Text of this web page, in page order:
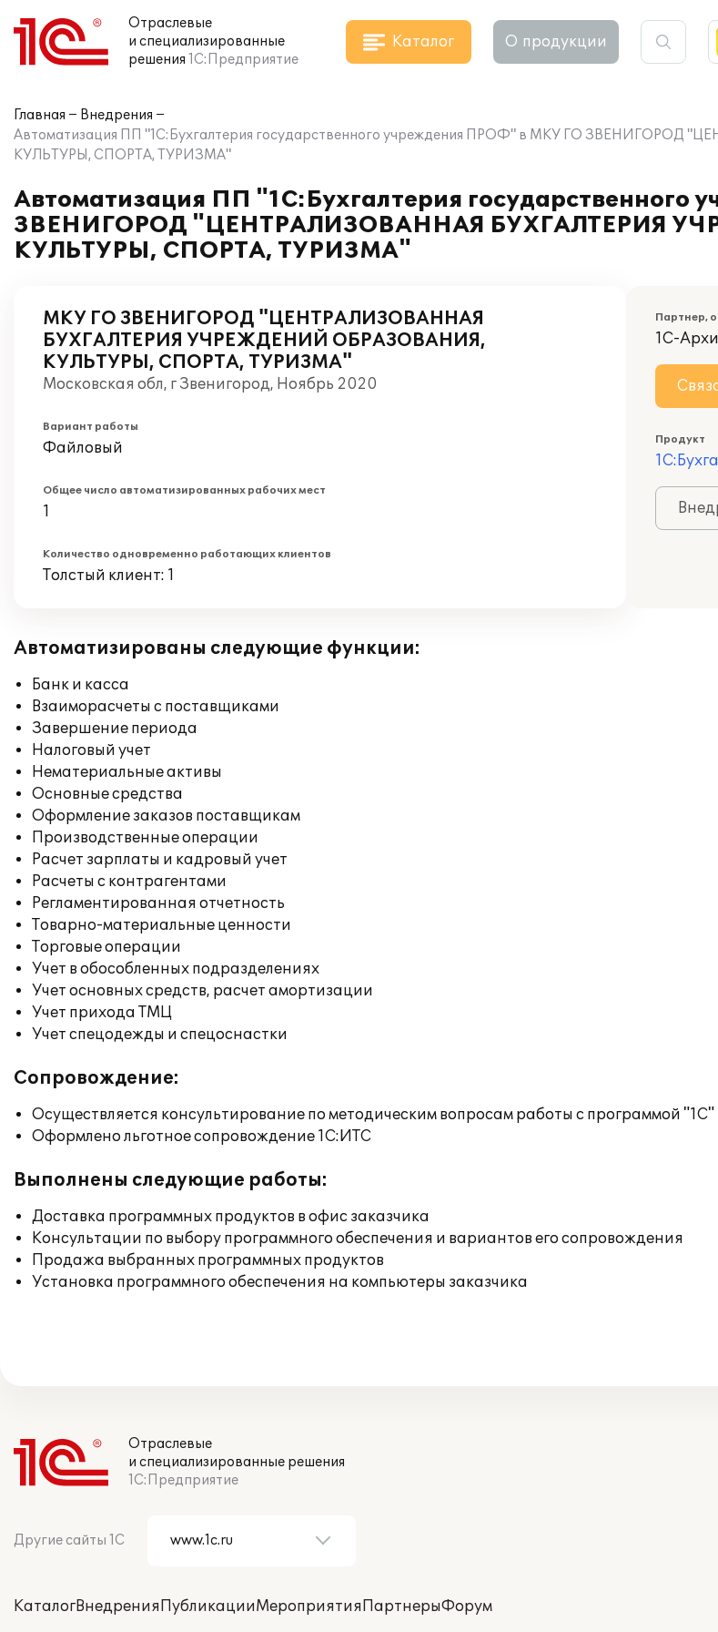
Отраслевые
и специализированные
решения 1С:Предприятие
Каталог О продукции
Главная
Внедрения
Автоматизация ПП "1С:Бухгалтерия государственного учреждения ПРОФ" в МКУ ГО
КУЛЬТУРЫ, СПОРТА, ТУРИЗМА"
Автоматизация ПП "1С:Бухгалтерия
ЗВЕНИГОРОД "ЦЕНТРАЛИЗОВАННАЯ БУХГАЛТЕРИЯ
КУЛЬТУРЫ, СПОРТА, ТУРИЗМА"
МКУ ГО ЗВЕНИГОРОД "ЦЕНТРАЛИЗОВАННАЯ
БУХГАЛТЕРИЯ УЧРЕЖДЕНИЙ ОБРАЗОВАНИЯ,
КУЛЬТУРЫ, СПОРТА, ТУРИЗМА"
Московская обл, г Звенигород, Ноябрь 2020
Вариант работы
Файловый
Общее число автоматизированных рабочих мест
1
Количество одновременно работающих клиентов
Толстый клиент: 1
Партнер,
1С-
Продукт
Автоматизированы следующие функции:
Банк и касса
Взаиморасчеты с поставщиками
Завершение периода
Налоговый учет
Нематериальные активы
Основные средства
Оформление заказов поставщикам
Производственные операции
Расчет зарплаты и кадровый учет
Расчеты с контрагентами
Регламентированная отчетность
Товарно-материальные ценности
Торговые операции
Учет в обособленных подразделениях
Учет основных средств, расчет амортизации
Учет прихода ТМЦ
Учет спецодежды и спецоснастки
Сопровождение:
Осуществляется консультирование по методическим вопросам работы с программой "1С"
Оформлено льготное сопровождение 1С:ИТС
Выполнены следующие работы:
Доставка программных продуктов в офис заказчика
Консультации по выбору программного обеспечения и вариантов его сопровождения
Продажа выбранных программных продуктов
Установка программного обеспечения на компьютеры заказчика
Отраслевые
и специализированные решения
1С:Предприятие
Другие сайты 1С
КаталогВнедренияПубликацииМероприятияПартнерыФорум